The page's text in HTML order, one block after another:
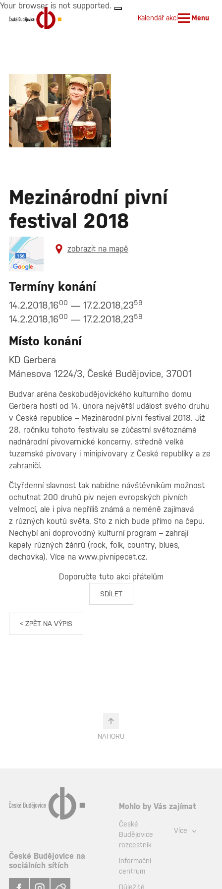
Your browser is not supported.
Kalendář akcí Menu
Mezinárodní pivní
festival 2018
zobrazit na mapě
Termíny konání
14.2.2018,1600 — 17.2.2018,2359
14.2.2018,1600 — 17.2.2018,2359
Místo konání
KD Gerbera
Mánesova 1224/3, České Budějovice, 37001
Budvar aréna českobudějovického kulturního domu
Gerbera hostí od 14. února největší událost svého druhu
v České republice – Mezinárodní pivní festival 2018. Již
28. ročníku tohoto festivalu se zúčastní světoznámé
nadnárodní pivovarnické koncerny, středně velké
tuzemské pivovary i minipivovary z České republiky a ze
zahraničí.
Čtyřdenní slavnost tak nabídne návštěvníkům možnost
ochutnat 200 druhů piv nejen evropských pivních
velmocí, ale i piva nepříliš známá a neméně zajímavá
z různých koutů světa. Sto z nich bude přímo na čepu.
Nechybí ani doprovodný kulturní program – zahrají
kapely různých žánrů (rock, folk, country, blues,
dechovka). Více na www.pivnipecet.cz.
Doporučte tuto akci přátelům
SDÍLET
< ZPĚT NA VÝPIS
NAHORU
České Budějovice na
sociálních sítích
Mohlo by Vás zajímat
České
Budějovice
rozcestník
Informační
centrum
Důležité
Více